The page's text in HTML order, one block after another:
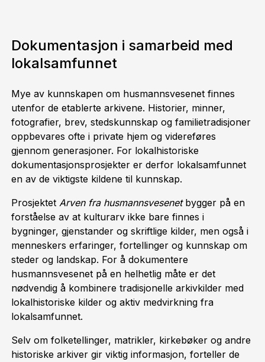
Dokumentasjon i samarbeid med
lokalsamfunnet
Mye av kunnskapen om husmannsvesenet finnes
utenfor de etablerte arkivene. Historier, minner,
fotografier, brev, stedskunnskap og familietradisjoner
oppbevares ofte i private hjem og videreføres
gjennom generasjoner. For lokalhistoriske
dokumentasjonsprosjekter er derfor lokalsamfunnet
en av de viktigste kildene til kunnskap.
Prosjektet Arven fra husmannsvesenetbygger på en
forståelse av at kulturarv ikke bare finnes i
bygninger, gjenstander og skriftlige kilder, men også i
menneskers erfaringer, fortellinger og kunnskap om
steder og landskap. For å dokumentere
husmannsvesenet på en helhetlig måte er det
nødvendig å kombinere tradisjonelle arkivkilder med
lokalhistoriske kilder og aktiv medvirkning fra
lokalsamfunnet.
Selv om folketellinger, matrikler, kirkebøker og andre
historiske arkiver gir viktig informasjon, forteller de